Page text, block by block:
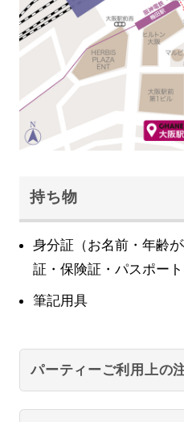
持ち物
身分証（お名前・年齢
証・保険証・パスポー
筆記用具
パーティーご利用上の